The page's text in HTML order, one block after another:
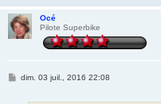
Océ
Pilote Superbike
Mdim. 03 juil., 2016 22:08